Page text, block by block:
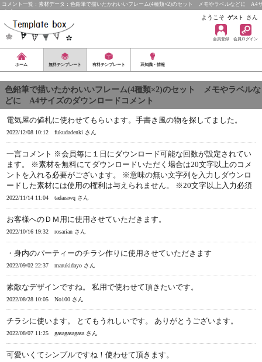
コメント一覧：素材データ：色鉛筆で描いたかわいいフレーム(4種類×2)のセット メモやラベルなどに A4
イズ
ようこそ ゲスト さん
会員登録 会員ログイン
ホーム 無料テンプレート 有料テンプレート 豆知識・情報
色鉛筆で描いたかわいいフレーム(4種類×2)のセット メモやラベルな
どに A4サイズのダウンロードコメント
電気屋の値札に使わせてもらいます。手書き風の物を探してました。
2022/12/08 10:12 fukudadenki さん
一言コメント ※会員毎に１日にダウンロード可能な回数が設定されてい
ます。 ※素材を無料にてダウンロードいただく場合は20文字以上のコメ
ントを入れる必要がございます。 ※意味の無い文字列を入力しダウンロ
ードした素材には使用の権利は与えられません。 ※20文字以上入力必須
2022/11/14 11:04 tadaeawq さん
お客様へのＤＭ用に使用させていただきます。
2022/10/16 19:32 rosarian さん
・身内のパーティーのチラシ作りに使用させていただきます
2022/09/02 22:37 marukidayo さん
素敵なデザインですね。 私用で使わせて頂きたいです。
2022/08/28 10:05 No100 さん
チラシに使います。 とてもうれしいです。 ありがとうございます。
2022/08/07 11:25 gasagasagasa さん
可愛いくてシンプルですね！使わせて頂きます。